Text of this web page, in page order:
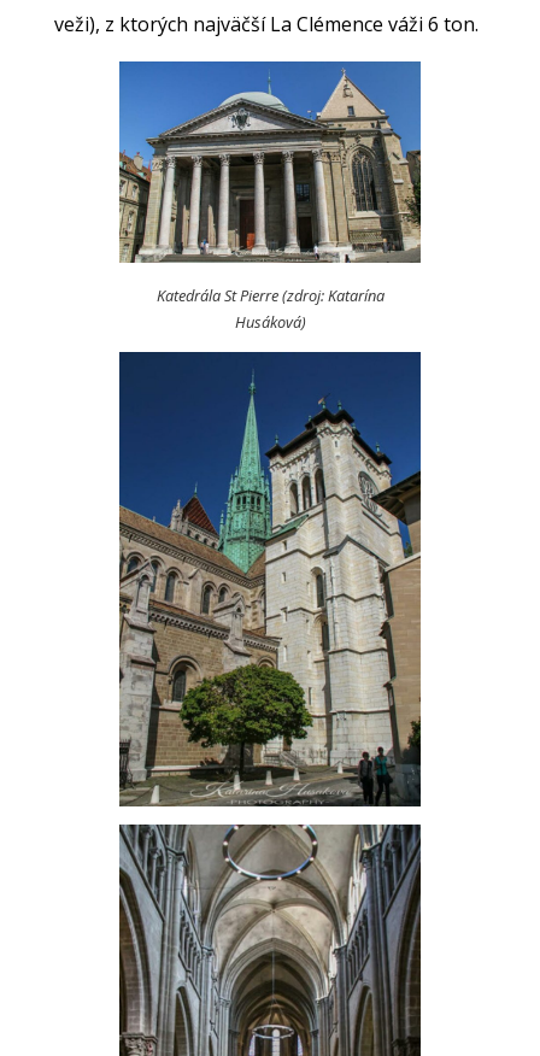
veži), z ktorých najväčší La Clémence váži 6 ton.
Katedrála St Pierre (zdroj: Katarína
Husáková)